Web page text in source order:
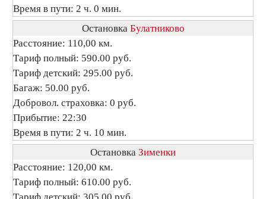
Время в пути: 2 ч. 0 мин.
Остановка Булатниково
Расстояние: 110,00 км.
Тариф полный: 590.00 руб.
Тариф детский: 295.00 руб.
Багаж: 50.00 руб.
Добровол. страховка: 0 руб.
Прибытие: 22:30
Время в пути: 2 ч. 10 мин.
Остановка Зименки
Расстояние: 120,00 км.
Тариф полный: 610.00 руб.